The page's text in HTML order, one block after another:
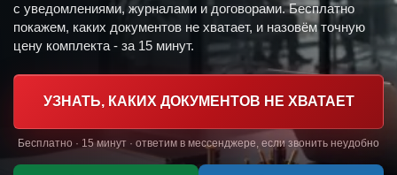
с уведомлениями, журналами и договорами. Бесплатно
покажем, каких документов не хватает, и назовём точную
цену комплекта - за 15 минут.
УЗНАТЬ, КАКИХ ДОКУМЕНТОВ НЕ ХВАТАЕТ
Бесплатно · 15 минут · ответим в мессенджере, если звонить неудобно